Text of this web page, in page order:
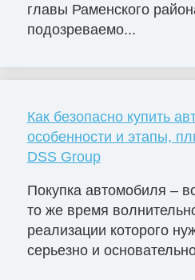
главы Раменского
подозреваемо...
Как безопасно купить
особенности и этапы,
DSS Group
Покупка автомобиля –
то же время
реализации которого
серьезно и